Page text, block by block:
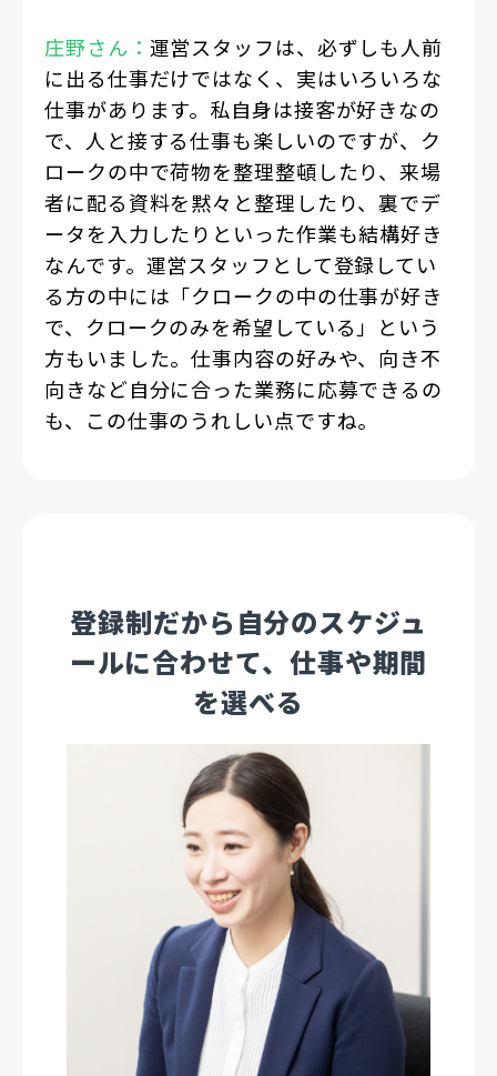
庄野さん： 運営スタッフは、必ずしも人前
に出る仕事だけではなく、実はいろいろな
仕事があります。私自身は接客が好きなの
で、人と接する仕事も楽しいのですが、ク
ロークの中で荷物を整理整頓したり、来場
者に配る資料を黙々と整理したり、裏でデ
ータを入力したりといった作業も結構好き
なんです。運営スタッフとして登録してい
る方の中には「クロークの中の仕事が好き
で、クロークのみを希望している」という
方もいました。仕事内容の好みや、向き不
向きなど自分に合った業務に応募できるの
も、この仕事のうれしい点ですね。
登録制だから自分のスケジュ
ールに合わせて、仕事や期間
を選べる